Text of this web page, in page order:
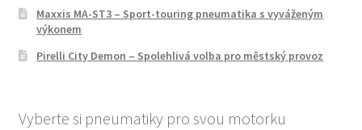
Maxxis MA-ST3 – Sport-touring pneumatika s vyváženým
výkonem
Pirelli City Demon – Spolehlivá volba pro městský provoz
Vyberte si pneumatiky pro svou motorku